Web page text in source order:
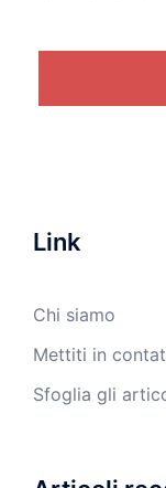
Link
Chi siamo
Mettiti in
Sfoglia gli